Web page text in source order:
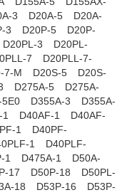
3 D20A-5
D20A-
3 D20P-5
D20P-
D20PL-3
D20PL-
7
D20PLL-7-
7-M D20S-5
D20S-
D275A-5
D275A-
5E0 D355A-3
D355A-
D40AF-1
D40AF-
1
D40PF-
1
D40PLF-
1 D475A-1
D50A-
17 D50P-18
D50PL-
18 D53P-16
D53P-